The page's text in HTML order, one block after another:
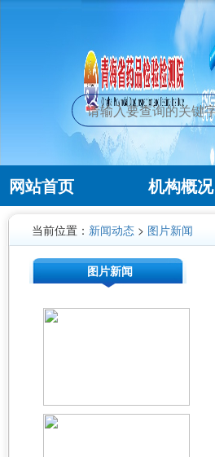
网站首页 机构概况
当前位置： 新闻动态 > 图片新闻
图片新闻